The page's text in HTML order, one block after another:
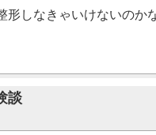
形しなきゃいけないのか
談